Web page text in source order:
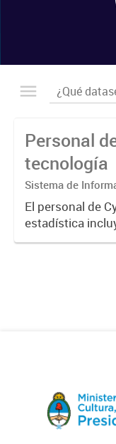
Personal
tecnología
Sistema de
Tecnología
El personal de
estadística
personas